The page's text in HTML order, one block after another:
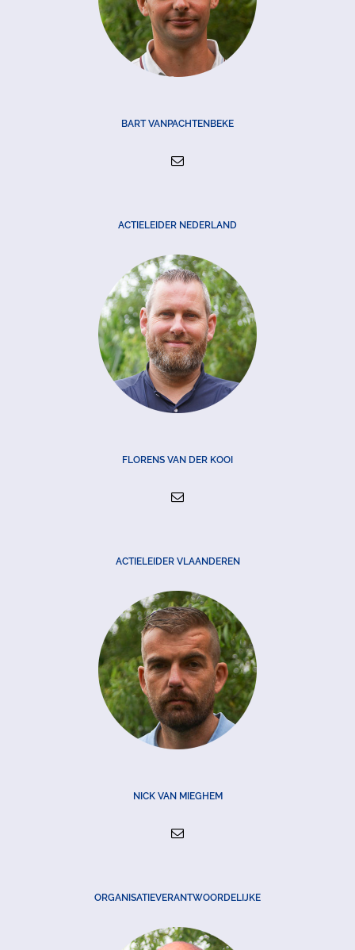
BART VANPACHTENBEKE
ACTIELEIDER NEDERLAND
FLORENS VAN DER KOOI
ACTIELEIDER VLAANDEREN
NICK VAN MIEGHEM
ORGANISATIEVERANTWOORDELIJKE